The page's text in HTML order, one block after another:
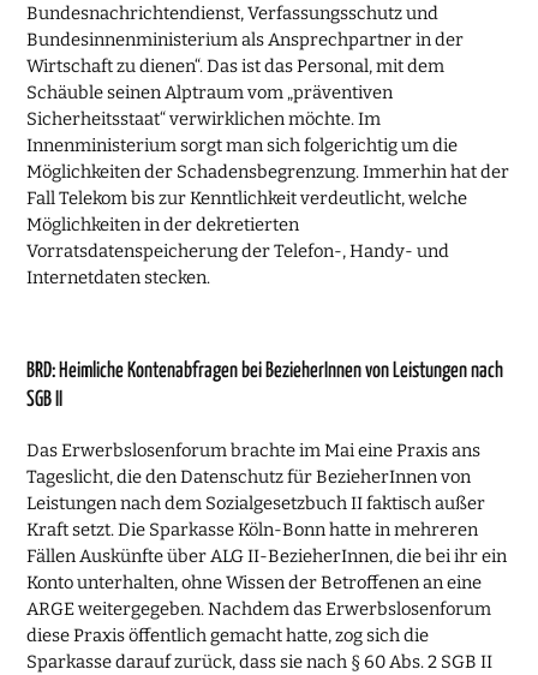
Bundesnachrichtendienst, Verfassungsschutz und
Bundesinnenministerium als Ansprechpartner in der
Wirtschaft zu dienen“. Das ist das Personal, mit dem
Schäuble seinen Alptraum vom „präventiven
Sicherheitsstaat“ verwirklichen möchte. Im
Innenministerium sorgt man sich folgerichtig um die
Möglichkeiten der Schadensbegrenzung. Immerhin hat der
Fall Telekom bis zur Kenntlichkeit verdeutlicht, welche
Möglichkeiten in der dekretierten
Vorratsdatenspeicherung der Telefon-, Handy- und
Internetdaten stecken.
BRD: Heimliche Kontenabfragen bei BezieherInnen von Leistungen nach
SGB II
Das Erwerbslosenforum brachte im Mai eine Praxis ans
Tageslicht, die den Datenschutz für BezieherInnen von
Leistungen nach dem Sozialgesetzbuch II faktisch außer
Kraft setzt. Die Sparkasse Köln-Bonn hatte in mehreren
Fällen Auskünfte über ALG II-BezieherInnen, die bei ihr ein
Konto unterhalten, ohne Wissen der Betroffenen an eine
ARGE weitergegeben. Nachdem das Erwerbslosenforum
diese Praxis öffentlich gemacht hatte, zog sich die
Sparkasse darauf zurück, dass sie nach § 60 Abs. 2 SGB II